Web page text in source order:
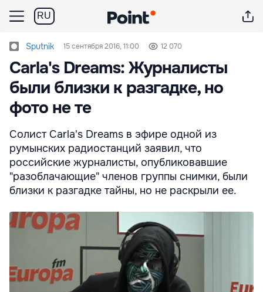
RU
Sputnik 15 сентября 2016, 11:00 12 070
Carla's Dreams: Журналисты
были близки к разгадке, но
фото не те
Солист Carla's Dreams в эфире одной из
румынских радиостанций заявил, что
российские журналисты, опубликовавшие
"разоблачающие" членов группы снимки, были
близки к разгадке тайны, но не раскрыли ее.